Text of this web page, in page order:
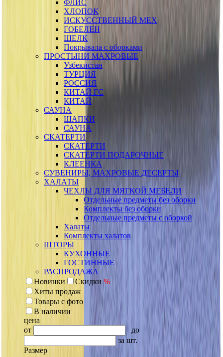
ФЛИС
ХЛОПОК
ИСКУССТВЕННЫЙ МЕХ
ГОБЕЛЕН
ШЕЛК
Покрывала с оборками
ПРОСТЫНИ МАХРОВЫЕ
Узбекистан
ТУРЦИЯ
РОССИЯ
КИТАЙ ГС
КИТАЙ
САУНА
ШАПКИ
САУНА
СКАТЕРТИ
СКАТЕРТИ
СКАТЕРТИ ПОДАРОЧНЫЕ
КЛЕЕНКА
СУВЕНИРЫ, МАХРОВЫЕ ДЕСЕРТЫ
ХАЛАТЫ
ЧЕХЛЫ ДЛЯ МЯГКОЙ МЕБЕЛИ
Отдельные предметы без оборки
Комплекты без оборки
Отдельные предметы с оборкой
Халаты
Комплекты халатов
ШТОРЫ
КУХОННЫЕ
ГОСТИННЫЕ
РАСПРОДАЖА
Новинки
Скидки %
Хиты продаж
Товары с фото
В наличии
цена
от
до
за шт.
Размер